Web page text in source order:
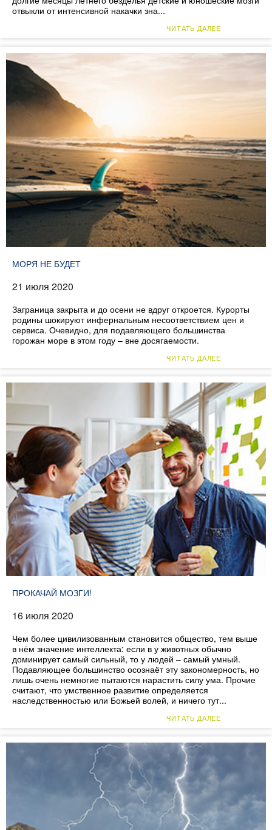
отвыкли от интенсивной накачки зна...
ЧИТАТЬ ДАЛЕЕ
МОРЯ НЕ БУДЕТ
21 июля 2020
Заграница закрыта и до осени не вдруг откроется. Курорты
родины шокируют инфернальным несоответствием цен и
сервиса. Очевидно, для подавляющего большинства
горожан море в этом году – вне досягаемости.
ЧИТАТЬ ДАЛЕЕ
ПРОКАЧАЙ МОЗГИ!
16 июля 2020
Чем более цивилизованным становится общество, тем выше
в нём значение интеллекта: если в у животных обычно
доминирует самый сильный, то у людей – самый умный.
Подавляющее большинство осознаёт эту закономерность, но
лишь очень немногие пытаются нарастить силу ума. Прочие
считают, что умственное развитие определяется
наследственностью или Божьей волей, и ничего тут...
ЧИТАТЬ ДАЛЕЕ